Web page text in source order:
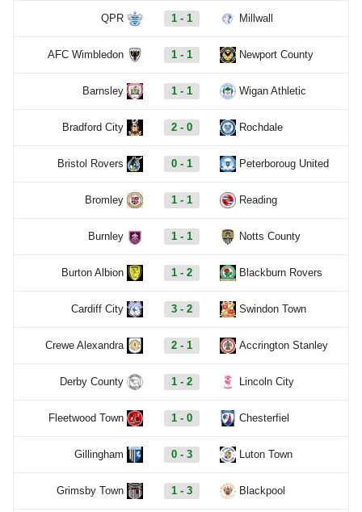
QPR 1 - 1 Millwall
AFC Wimbledon 1 - 1 Newport County
Barnsley 1 - 1 Wigan Athletic
Bradford City 2 - 0 Rochdale
Bristol Rovers 0 - 1 Peterboroug United
Bromley 1 - 1 Reading
Burnley 1 - 1 Notts County
Burton Albion 1 - 2 Blackburn Rovers
Cardiff City 3 - 2 Swindon Town
Crewe Alexandra 2 - 1 Accrington Stanley
Derby County 1 - 2 Lincoln City
Fleetwood Town 1 - 0 Chesterfiel
Gillingham 0 - 3 Luton Town
Grimsby Town 1 - 3 Blackpool